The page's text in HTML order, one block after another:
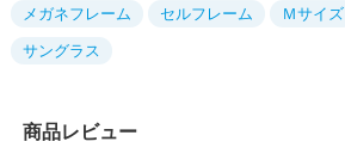
メガネフレーム セルフレーム Ｍサイズ
サングラス
商品レビュー